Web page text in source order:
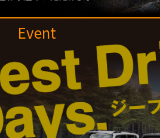
Event